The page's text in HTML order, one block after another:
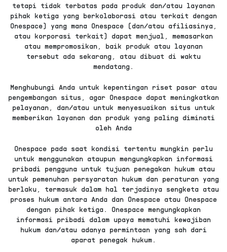
tetapi tidak terbatas pada produk dan/atau layanan
pihak ketiga yang berkolaborasi atau terkait dengan
Onespace) yang mana Onespace (dan/atau afiliasinya,
atau korporasi terkait) dapat menjual, memasarkan
atau mempromosikan, baik produk atau layanan
tersebut ada sekarang, atau dibuat di waktu
mendatang.
Menghubungi Anda untuk kepentingan riset pasar atau
pengembangan situs, agar Onespace dapat meningkatkan
pelayanan, dan/atau untuk menyesuaikan situs untuk
memberikan layanan dan produk yang paling diminati
oleh Anda
Onespace pada saat kondisi tertentu mungkin perlu
untuk menggunakan ataupun mengungkapkan informasi
pribadi pengguna untuk tujuan penegakan hukum atau
untuk pemenuhan persyaratan hukum dan peraturan yang
berlaku, termasuk dalam hal terjadinya sengketa atau
proses hukum antara Anda dan Onespace atau Onespace
dengan pihak ketiga. Onespace mengungkapkan
informasi pribadi dalam upaya mematuhi kewajiban
hukum dan/atau adanya permintaan yang sah dari
aparat penegak hukum.